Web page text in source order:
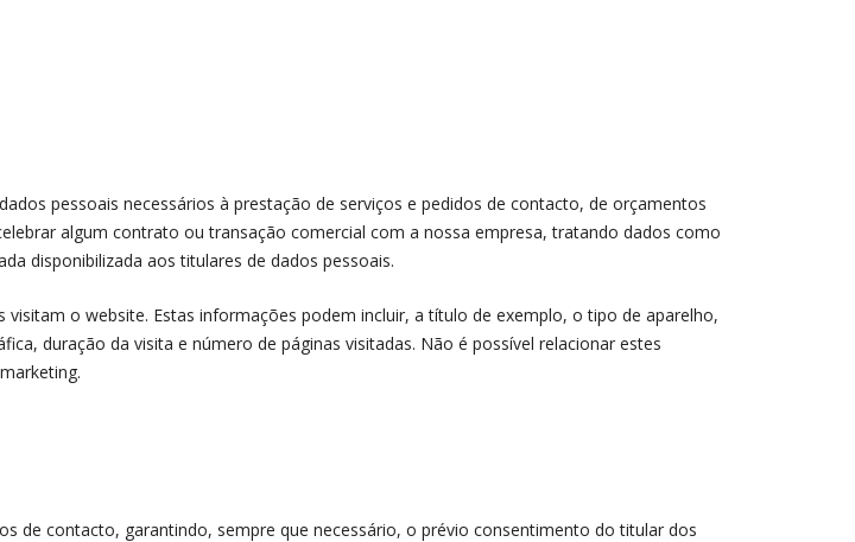
pessoais necessários à prestação de serviços e pedidos de contacto, de orçamentos
algum contrato ou transação comercial com a nossa empresa, tratando dados como
disponibilizada aos titulares de dados pessoais.
o website. Estas informações podem incluir, a título de exemplo, o tipo de aparelho,
duração da visita e número de páginas visitadas. Não é possível relacionar estes
de contacto, garantindo, sempre que necessário, o prévio consentimento do titular dos